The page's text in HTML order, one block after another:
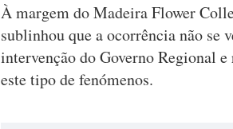
À margem do Madeira Flower
sublinhou que a ocorrência não se
intervenção do Governo Regional
este tipo de fenómenos.